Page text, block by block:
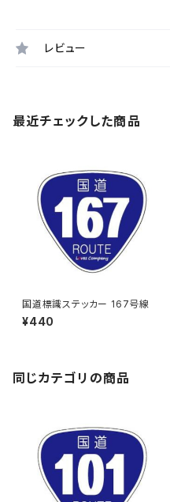
レビュー
最近チェックした商品
国道標識ステッカー 167号線
¥440
同じカテゴリの商品